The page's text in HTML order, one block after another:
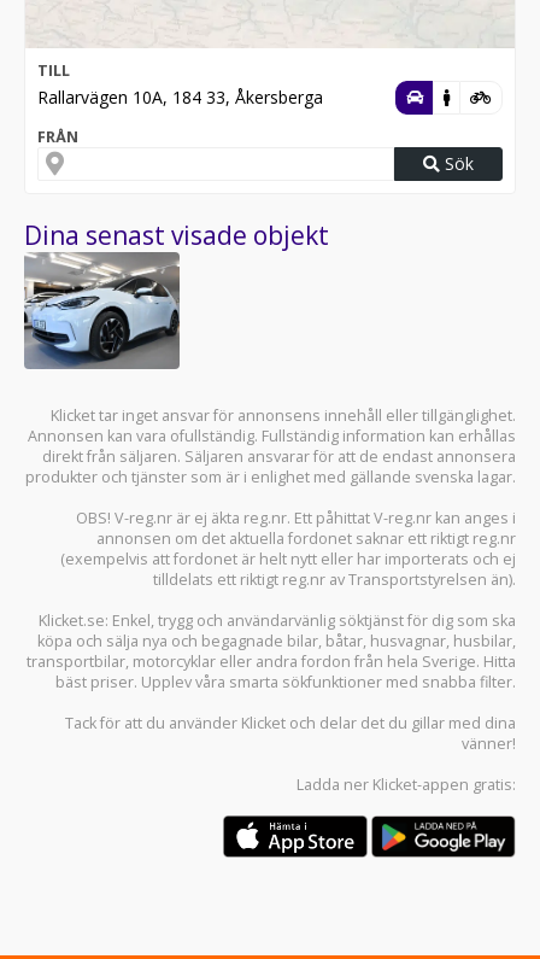
TILL
Rallarvägen 10A, 184 33, Åkersberga
FRÅN
Sök
Dina senast visade objekt
Klicket tar inget ansvar för annonsens innehåll eller tillgänglighet.
Annonsen kan vara ofullständig. Fullständig information kan erhållas
direkt från säljaren. Säljaren ansvarar för att de endast annonsera
produkter och tjänster som är i enlighet med gällande svenska lagar.
OBS! V-reg.nr är ej äkta reg.nr. Ett påhittat V-reg.nr kan anges i
annonsen om det aktuella fordonet saknar ett riktigt reg.nr
(exempelvis att fordonet är helt nytt eller har importerats och ej
tilldelats ett riktigt reg.nr av Transportstyrelsen än).
Klicket.se: Enkel, trygg och användarvänlig söktjänst för dig som ska
köpa och sälja nya och begagnade bilar, båtar, husvagnar, husbilar,
transportbilar, motorcyklar eller andra fordon från hela Sverige. Hitta
bäst priser. Upplev våra smarta sökfunktioner med snabba filter.
Tack för att du använder Klicket och delar det du gillar med dina
vänner!
Ladda ner Klicket-appen gratis: